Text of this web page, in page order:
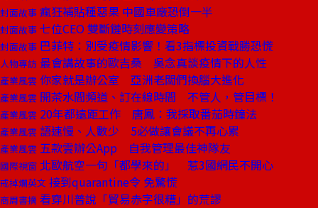
封面故事 瘋狂補貼種惡果 中國車廠恐倒一半
封面故事 七位CEO 雙斷鏈時刻應變策略
封面故事 巴菲特：別受疫情影響！看3指標投資戰勝恐慌
人物專訪 最會講故事的歐吉桑 吳念真談疫情下的人性
產業風雲 你家就是辦公室 亞洲老闆們換腦大進化
產業風雲 開茶水間頻道、訂在線時間 不管人，管目標！
產業風雲 20年都遠距工作 唐鳳：我採取番茄時鐘法
產業風雲 語速慢、人數少 5必做讓會議不再心累
產業風雲 五款雲辦公App 自我管理最佳神隊友
國際視窗 北歐航空一句「都學來的」 惹3國網民不開心
戒掉爛英文 接到quarantine令 免驚慌
商周書摘 看穿川普說「貿易赤字很糟」的荒謬